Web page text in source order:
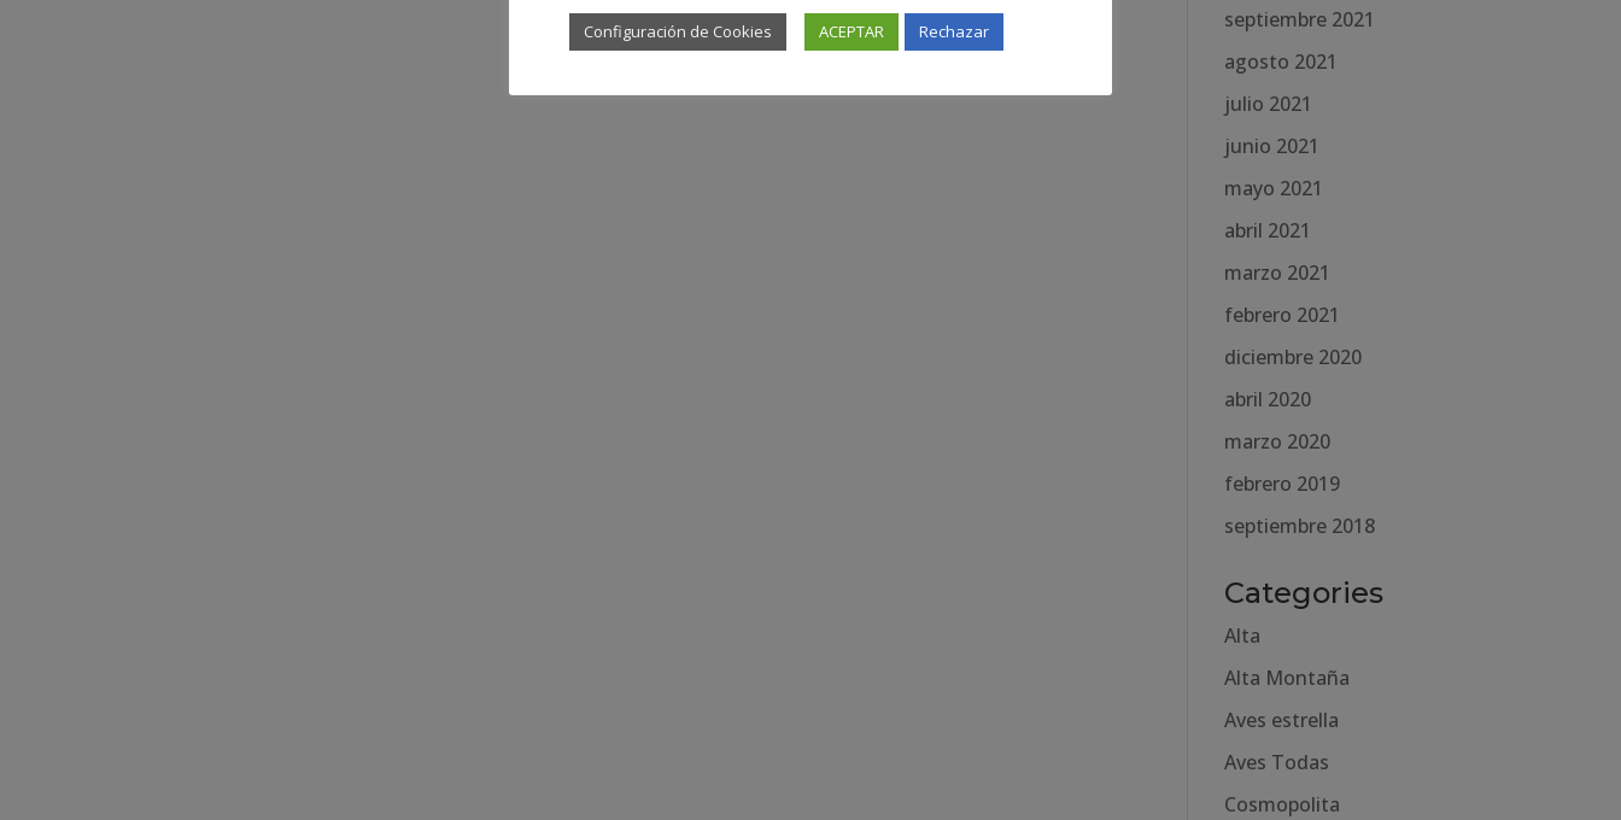
septiembre 2021
agosto 2021
julio 2021
junio 2021
mayo 2021
abril 2021
marzo 2021
febrero 2021
diciembre 2020
abril 2020
marzo 2020
febrero 2019
septiembre 2018
Categories
Alta
Alta Montaña
Aves estrella
Aves Todas
Cosmopolita
Configuración de Cookies ACEPTAR Rechazar